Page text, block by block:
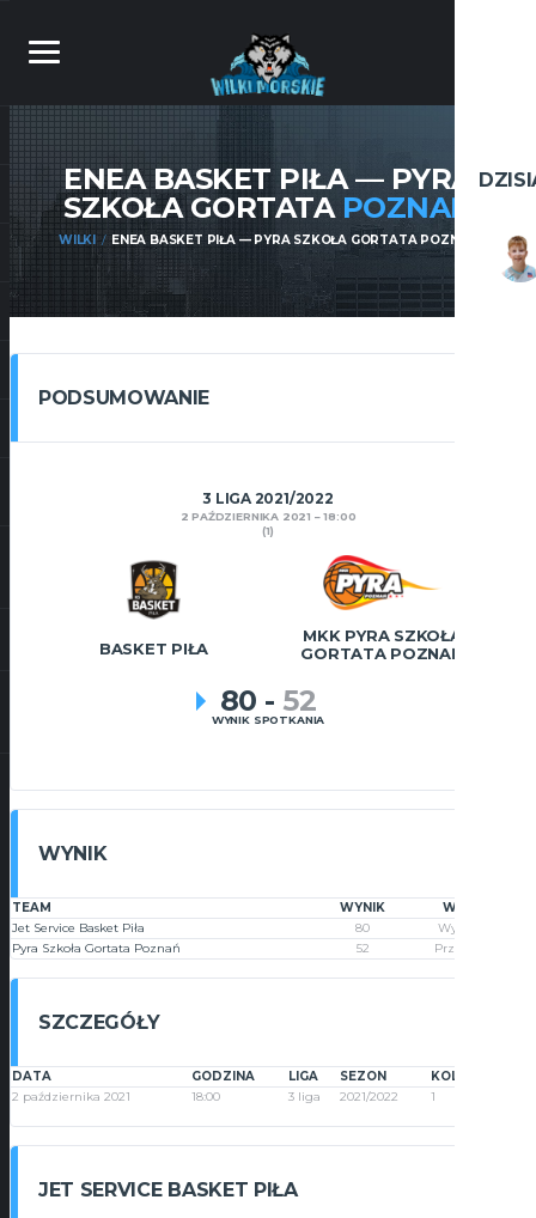
ENEA BASKET PIŁA — PYRA
SZKOŁA GORTATA POZNAŃ
WILKI ENEA BASKET PIŁA — PYRA SZKOŁA GORTATA POZNAŃ
PODSUMOWANIE
3 LIGA 2021/2022
2 PAŹDZIERNIKA 2021
18:00
(1)
BASKET PIŁA
MKK PYRA SZKOŁA
GORTATA POZNAŃ
80 - 52
WYNIK SPOTKANIA
WYNIK
TEAM WYNIK
WYNIK
Jet Service Basket Piła
80
Wygrana
Pyra Szkoła Gortata Poznań
52 Przegrana
SZCZEGÓŁY
DATA GODZINA LIGA SEZON
KOLEJKA
2 października 2021
18:00 3 liga 2021/2022 1
JET SERVICE BASKET PIŁA